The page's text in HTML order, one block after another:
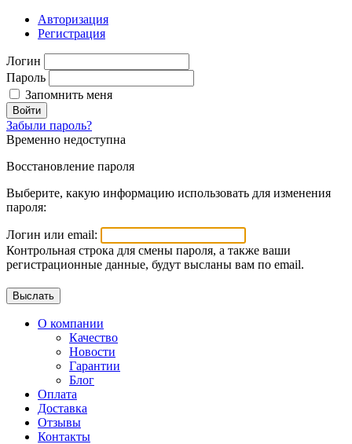
Авторизация
Регистрация
Логин
Пароль
Запомнить меня
Войти
Забыли пароль?
Временно недоступна
Восстановление пароля
Выберите, какую информацию использовать для изменения
пароля:
Логин или email:
Контрольная строка для смены пароля, а также ваши
регистрационные данные, будут высланы вам по email.
О компании
Качество
Новости
Гарантии
Блог
Оплата
Доставка
Отзывы
Контакты